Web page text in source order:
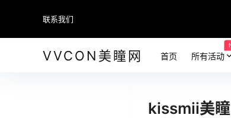
联系我们
VVCON美瞳网 首页 所有活动
kissmii美